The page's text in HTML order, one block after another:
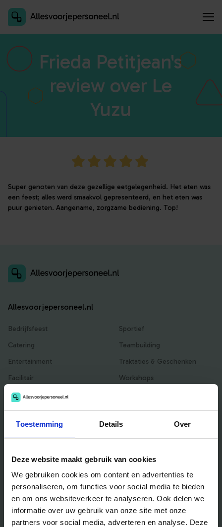
Toestemming Details Over
Deze website maakt gebruik van cookies
We gebruiken cookies om content en advertenties te
personaliseren, om functies voor social media te bieden
en om ons websiteverkeer te analyseren. Ook delen we
informatie over uw gebruik van onze site met onze
partners voor social media, adverteren en analyse. Deze
Frieda Petitjean's
review over Le
Yuzu
Super genoten van deze gezellige eetgelegenheid. Het eten was
een feest; alles werd smaakvol gepresenteerd, en het eten was
puur genieten. Aangename, zorgzame bediening. Top!
Allesvoorjepersoneel.nl
Bedrijfsfeest
Catering
Entertainment
Facilitair
Locaties
Sportief
Teambuilding
Traktaties & Geschenken
Workshops
Veelgestelde vragen
Bedrijfsuitjes
Bedrijfsuitje outdoor
Bedrijfsuitje indoor